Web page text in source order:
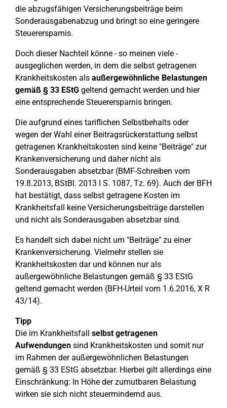
die abzugsfähigen Versicherungsbeiträge beim
Sonderausgabenabzug und bringt so eine geringere
Steuerersparnis.
Doch dieser Nachteil könne - so meinen viele -
ausgeglichen werden, in dem die selbst getragenen
Krankheitskosten als außergewöhnliche Belastungen
gemäß § 33 EStG geltend gemacht werden und hier
eine entsprechende Steuerersparnis bringen.
Die aufgrund eines tariflichen Selbstbehalts oder
wegen der Wahl einer Beitragsrückerstattung selbst
getragenen Krankheitskosten sind keine "Beiträge" zur
Krankenversicherung und daher nicht als
Sonderausgaben absetzbar (BMF-Schreiben vom
19.8.2013, BStBl. 2013 I S. 1087, Tz. 69). Auch der BFH
hat bestätigt, dass selbst getragene Kosten im
Krankheitsfall keine Versicherungsbeiträge darstellen
und nicht als Sonderausgaben absetzbar sind.
Es handelt sich dabei nicht um "Beiträge" zu einer
Krankenversicherung. Vielmehr stellen sie
Krankheitskosten dar und können nur als
außergewöhnliche Belastungen gemäß § 33 EStG
geltend gemacht werden (BFH-Urteil vom 1.6.2016, X R
43/14).
Tipp
Die im Krankheitsfall selbst getragenen
Aufwendungen sind Krankheitskosten und somit nur
im Rahmen der außergewöhnlichen Belastungen
gemäß § 33 EStG absetzbar. Hierbei gilt allerdings eine
Einschränkung: In Höhe der zumutbaren Belastung
wirken sie sich nicht steuermindernd aus.